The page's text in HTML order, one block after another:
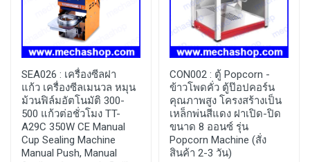
SEA026 : เครื่องซีลฝา
แก้ว เครื่องซีลเมนวล หมุน
ม้วนฟิล์มอัตโนมัติ 300-
500 แก้วต่อชั่วโมง TT-
A29C 350W CE Manual
Cup Sealing Machine
Manual Push, Manual
CON002 : ตู้ Popcorn -
ข้าวโพดคั่ว ตู้ป๊อปคอร์น
คุณภาพสูง โครงสร้างเป็น
เหล็กพ่นสีแดง ฝาเปิด-ปิด
ขนาด 8 ออนซ์ รุ่น
Popcorn Machine (สั่ง
สินค้า 2-3 วัน)